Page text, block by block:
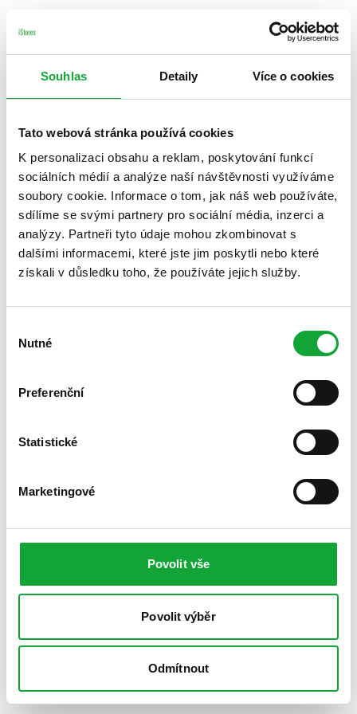
Souhlas Detaily Více o cookies
Tato webová stránka používá cookies
K personalizaci obsahu a reklam, poskytování funkcí
sociálních médií a analýze naší návštěvnosti využíváme
soubory cookie. Informace o tom, jak náš web používáte,
sdílíme se svými partnery pro sociální média, inzerci a
analýzy. Partneři tyto údaje mohou zkombinovat s
dalšími informacemi, které jste jim poskytli nebo které
získali v důsledku toho, že používáte jejich služby.
souhlasu
Nutné
Preferenční
Statistické
Marketingové
Povolit vše
Povolit výběr
Odmítnout